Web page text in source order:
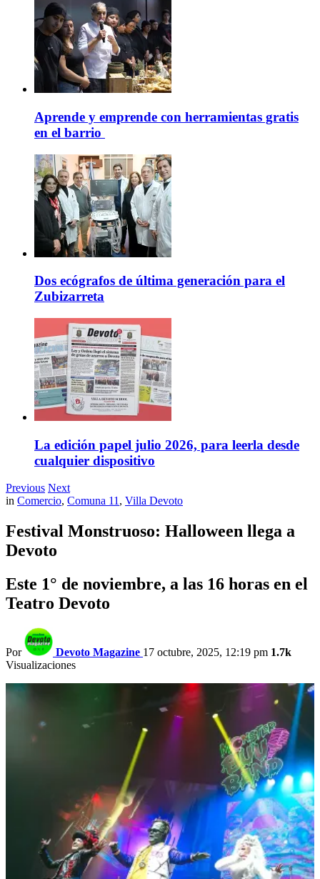
Aprende y emprende con herramientas gratis
en el barrio
Dos ecógrafos de última generación para el
Zubizarreta
La edición papel julio 2026, para leerla desde
cualquier dispositivo
Previous Next
in Comercio, Comuna 11, Villa Devoto
Festival Monstruoso: Halloween llega a
Devoto
Este 1° de noviembre, a las 16 horas en el
Teatro Devoto
Por Devoto Magazine 17 octubre, 2025, 12:19 pm 1.7k
Visualizaciones